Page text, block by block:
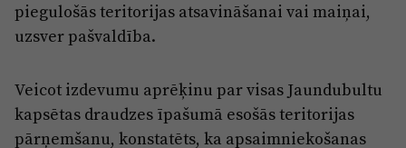
piegulošās teritorijas atsavināšanai vai maiņai,
uzsver pašvaldība.
Veicot izdevumu aprēķinu par visas Jaundubultu
kapsētas draudzes īpašumā esošās teritorijas
pārņemšanu, konstatēts, ka apsaimniekošanas